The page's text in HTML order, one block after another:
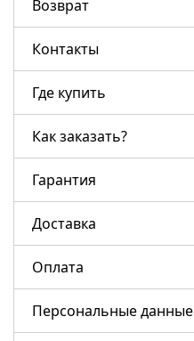
Возврат
Контакты
Где купить
Как заказать?
Гарантия
Доставка
Оплата
Персональные данные